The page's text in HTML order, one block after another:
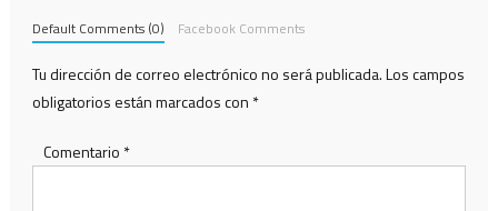
Default Comments (0) Facebook Comments
Tu dirección de correo electrónico no será publicada.Los campos
obligatorios están marcados con *
Comentario *